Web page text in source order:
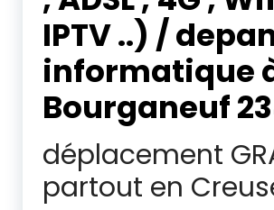
IPTV ..) /
informatique
Bourganeuf
déplacement
partout en